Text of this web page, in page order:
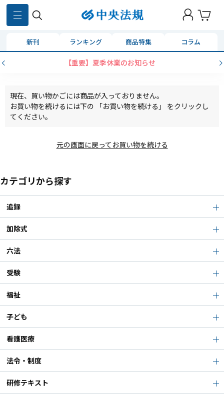
新刊 ランキング 商品特集 コラム
【重要】夏季休業のお知らせ
現在、買い物かごには商品が入っておりません。
お買い物を続けるには下の 「お買い物を続ける」 をクリックし
てください。
元の画面に戻ってお買い物を続ける
カテゴリから探す
追録
加除式
六法
受験
福祉
子ども
看護医療
法令・制度
研修テキスト